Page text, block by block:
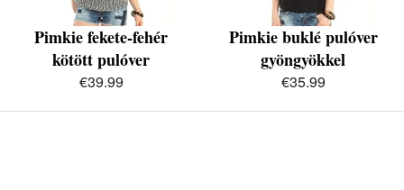
Pimkie fekete-fehér
kötött pulóver
€39.99
Pimkie buklé pulóver
gyöngyökkel
€35.99